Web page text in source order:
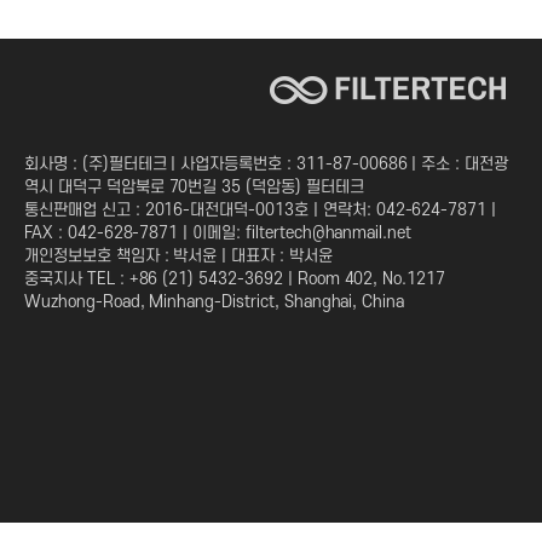
회사명 : (주)필터테크 | 사업자등록번호 : 311-87-00686 | 주소 : 대전광
역시 대덕구 덕암북로 70번길 35 (덕암동) 필터테크
통신판매업 신고 : 2016-대전대덕-0013호 | 연락처: 042-624-7871 |
FAX : 042-628-7871 | 이메일: filtertech@hanmail.net
개인정보보호 책임자 : 박서윤 | 대표자 : 박서윤
중국지사 TEL : +86 (21) 5432-3692 | Room 402, No.1217
Wuzhong-Road, Minhang-District, Shanghai, China